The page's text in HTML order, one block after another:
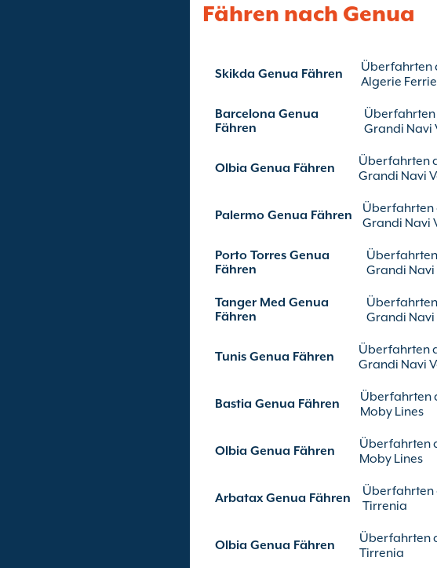
Fähren nach Genua
Skikda Genua Fähren
Überfahrten
Algerie
Barcelona Genua
Fähren
Grandi Navi
Olbia Genua Fähren
Überfahrten
Grandi Navi
Palermo Genua Fähren
Überfahrten
Grandi Navi
Porto Torres Genua
Fähren
Grandi Navi
Tanger Med Genua
Fähren
Grandi Navi
Tunis Genua Fähren
Überfahrten
Grandi Navi
Bastia Genua Fähren
Überfahrten
Moby Lines
Olbia Genua Fähren
Überfahrten
Moby Lines
Arbatax Genua Fähren
Überfahrten
Tirrenia
Olbia Genua Fähren
Überfahrten
Tirrenia